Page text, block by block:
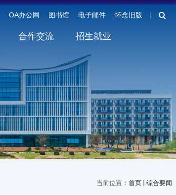
OA办公网 图书馆 电子邮件 怀念旧版
合作交流 招生就业
当前位置： 首页 综合要闻